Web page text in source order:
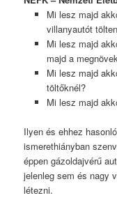
Mi lesz majd
villanyautót
Mi lesz majd
majd a
Mi lesz majd
töltőknél?
Mi lesz majd
Ilyen és ehhez
ismerethiányban
éppen gázoldajvérű
jelenleg sem és nagy
létezni.